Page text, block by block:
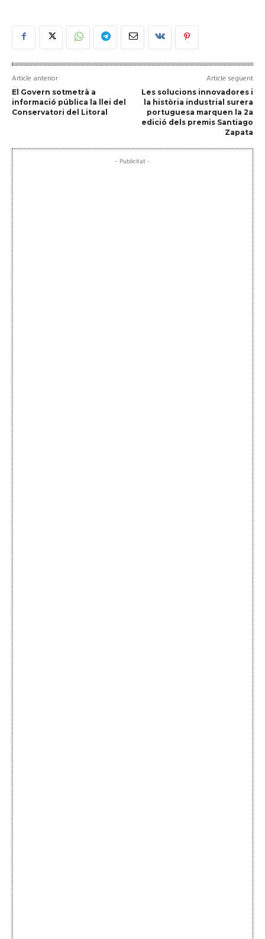
Article anterior
El Govern sotmetrà a
informació pública la llei del
Conservatori del Litoral
Article següent
Les solucions innovadores i
la història industrial surera
portuguesa marquen la 2a
edició dels premis Santiago
Zapata
- Publicitat -